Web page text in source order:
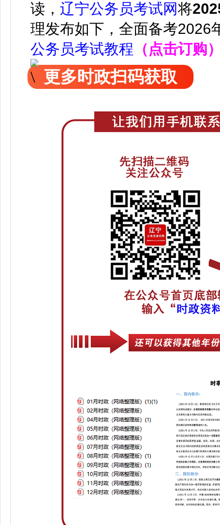
读， 辽宁公务员考试网将
理发布如下， 全面备考2026
公务员考试教程 （点击订购
更多时政扫码获取